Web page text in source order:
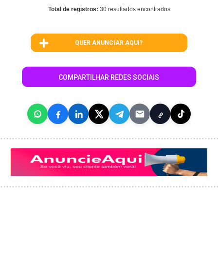
Total de registros: 30 resultados encontrados
QUER ANUNCIAR AQUI?
COMPARTILHAR REDES SOCIAIS